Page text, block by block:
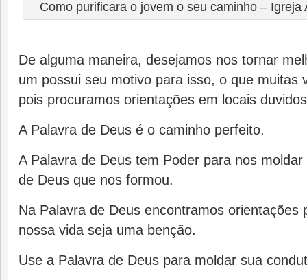
Como purificara o jovem o seu caminho – Igreja
De alguma maneira, desejamos nos tornar
um possui seu motivo para isso, o que muitas
pois procuramos orientações em locais
A Palavra de Deus é o caminho perfeito.
A Palavra de Deus tem Poder para nos
de Deus que nos formou.
Na Palavra de Deus encontramos orientações
nossa vida seja uma benção.
Use a Palavra de Deus para moldar sua